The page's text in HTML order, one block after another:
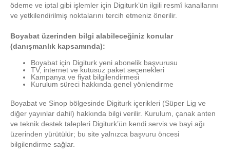
ödeme ve iptal gibi işlemler için Digiturk’ün ilgili resmî kanallarını
ve yetkilendirilmiş noktalarını tercih etmeniz önerilir.
Boyabat üzerinden bilgi alabileceğiniz konular
(danışmanlık kapsamında):
Boyabat için Digiturk yeni abonelik başvurusu
TV, internet ve kutusuz paket seçenekleri
Kampanya ve fiyat bilgilendirmesi
Kurulum süreci hakkında genel yönlendirme
Boyabat ve Sinop bölgesinde Digiturk içerikleri (Süper Lig ve
diğer yayınlar dahil) hakkında bilgi verilir. Kurulum, çanak anten
ve teknik destek talepleri Digiturk’ün kendi servis ve bayi ağı
üzerinden yürütülür; bu site yalnızca başvuru öncesi
bilgilendirme sağlar.